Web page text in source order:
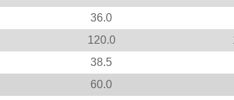
36.0
120.0
38.5
60.0